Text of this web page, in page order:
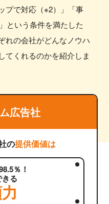
プで対応（※2）」「事
という条件を満たした
れの会社がどんなノウハ
てくれるのかを紹介しま
広告社
の提供価値は
％！
る